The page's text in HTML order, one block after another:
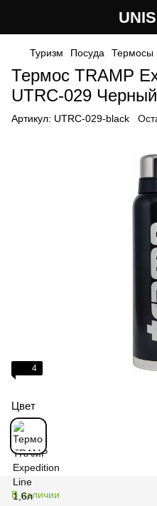
Туризм Посуда Термосы
Термос TRAMP
UTRC-029
Артикул: UTRC-029-black
4
Цвет
В наличии